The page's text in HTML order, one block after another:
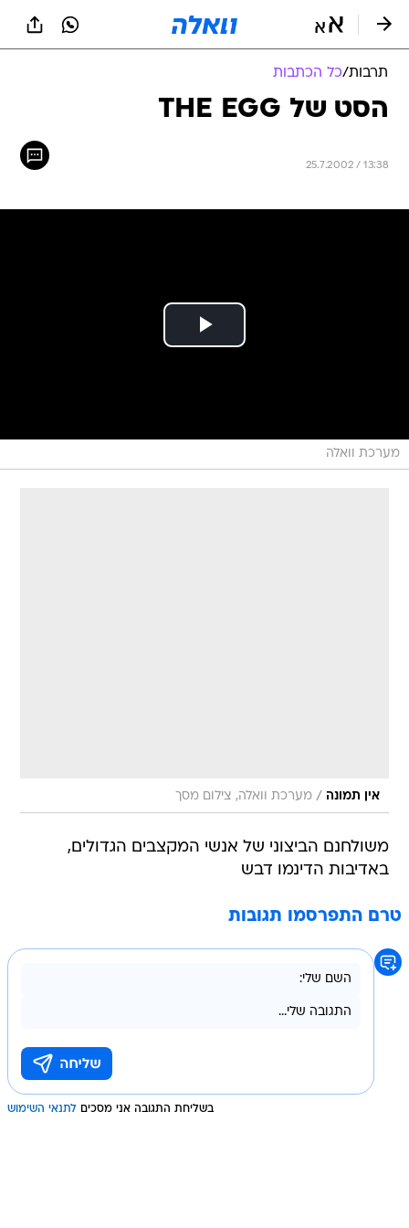
תרבות/כל הכתבות
הסט של THE EGG
25.7.2002 / 13:38
מערכת וואלה
אין תמונה / מערכת וואלה, צילום מסך
משולחנם הביצוני של אנשי המקצבים הגדולים,
באדיבות הדינמו דבש
טרם התפרסמו תגובות
בשליחת התגובה אני מסכים לתנאי השימוש